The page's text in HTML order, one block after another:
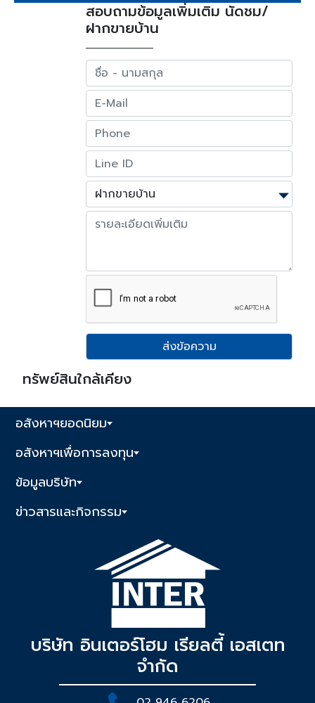
สอบถามข้อมูลเพิ่มเติม นัดชม/
ฝากขายบ้าน
ส่งข้อความ
ทรัพย์สินใกล้เคียง
อสังหาฯยอดนิยม
อสังหาฯเพื่อการลงทุน
ข้อมูลบริษัท
ข่าวสารและกิจกรรม
บริษัท อินเตอร์โฮม เรียลตี้ เอสเตท
จำกัด